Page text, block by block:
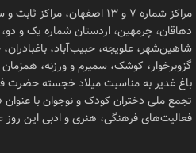
مراکز شماره ۷ و ۱۳ اصفهان،
دهاقان، چرمهین، اردستان شماره یک و
گزوبرخوار، کوشک، سمیرم و ورزنه،
باغ غدیر به مناسبت میلاد خجسته
تجمع ملی دختران کودک و نوجوان با عنوان
فعالیت‌های فرهنگی، هنری و ادبی این روز